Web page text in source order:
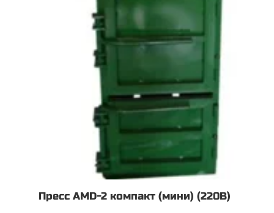
Пресс AMD-2 компакт (мини) (220В)